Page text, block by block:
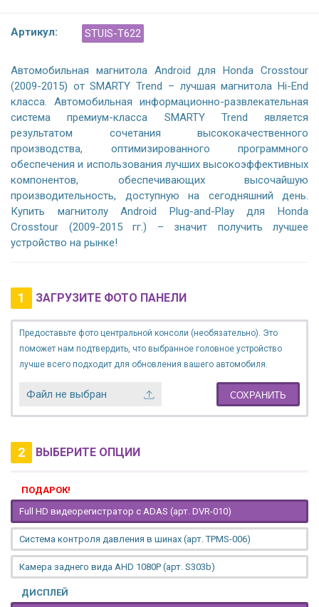
Артикул: STUIS-T622
Автомобильная магнитола Android для Honda Crosstour
(2009-2015) от SMARTY Trend – лучшая магнитола Hi-End
класса. Автомобильная информационно-развлекательная
система премиум-класса SMARTY Trend является
результатом сочетания высококачественного
производства, оптимизированного программного
обеспечения и использования лучших высокоэффективных
компонентов, обеспечивающих высочайшую
производительность, доступную на сегодняшний день.
Купить магнитолу Android Plug-and-Play для Honda
Crosstour (2009-2015 гг.) – значит получить лучшее
устройство на рынке!
1 ЗАГРУЗИТЕ ФОТО ПАНЕЛИ
Предоставьте фото центральной консоли (необязательно). Это
поможет нам подтвердить, что выбранное головное устройство
лучше всего подходит для обновления вашего автомобиля.
Файл не выбран СОХРАНИТЬ
2 ВЫБЕРИТЕ ОПЦИИ
ПОДАРОК!
Full HD видеорегистратор с ADAS (арт. DVR-010)
Система контроля давления в шинах (арт. TPMS-006)
Камера заднего вида AHD 1080P (арт. S303b)
ДИСПЛЕЙ